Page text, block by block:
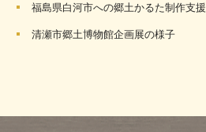
福島県白河市への郷土かるた制作支援
清瀬市郷土博物館企画展の様子